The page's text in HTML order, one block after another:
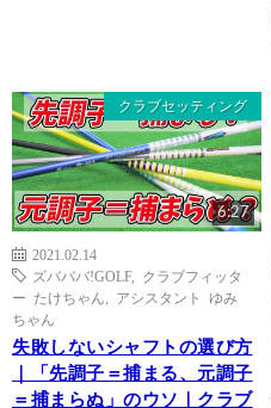
クラブセッティング
6:27
2021.02.14
ズバババ!GOLF, クラブフィッタ
ー たけちゃん
アシスタント ゆみ
ちゃん
失敗しないシャフトの選び方
｜「先調子＝捕まる、元調子
＝捕まらぬ」のウソ｜クラブ